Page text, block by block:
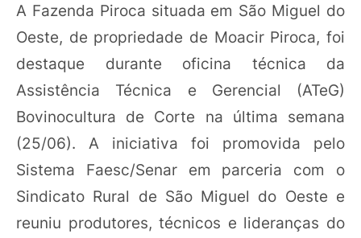
A Fazenda Piroca situada em São Miguel do
Oeste, de propriedade de Moacir Piroca, foi
destaque durante oficina técnica da
Assistência Técnica e Gerencial (ATeG)
Bovinocultura de Corte na última semana
(25/06). A iniciativa foi promovida pelo
Sistema Faesc/Senar em parceria com o
Sindicato Rural de São Miguel do Oeste e
reuniu produtores, técnicos e lideranças do